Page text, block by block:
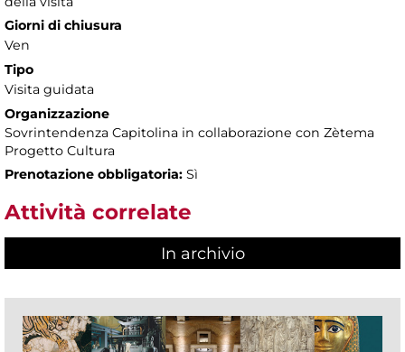
Giorni di chiusura
Ven
Tipo
Visita guidata
Organizzazione
Sovrintendenza Capitolina in collaborazione con Zètema
Progetto Cultura
Prenotazione obbligatoria: Sì
Attività correlate
In archivio